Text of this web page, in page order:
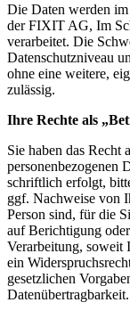
Die Daten werden
der FIXIT AG, Im
verarbeitet. Die
Datenschutzniveau
ohne eine weitere,
zulässig.
Ihre Rechte als
Sie haben das Recht
personenbezogenen
schriftlich erfolgt,
ggf. Nachweise von
Person sind, für die
auf Berichtigung
Verarbeitung, soweit
ein
gesetzlichen
Datenübertragbarkeit.